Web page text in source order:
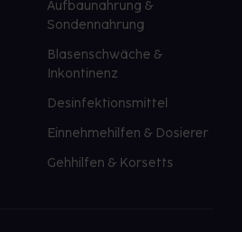
Aufbaunahrung &
Sondennahrung
Blasenschwäche &
Inkontinenz
Desinfektionsmittel
Einnehmehilfen & Dosierer
Gehhilfen & Korsetts